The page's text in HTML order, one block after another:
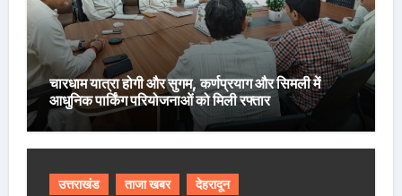
चारधाम यात्रा होगी और सुगम, कर्णप्रयाग और सिमली में
आधुनिक पार्किंग परियोजनाओं को मिली रफ्तार
उत्तराखंड ताजा खबर देहरादून